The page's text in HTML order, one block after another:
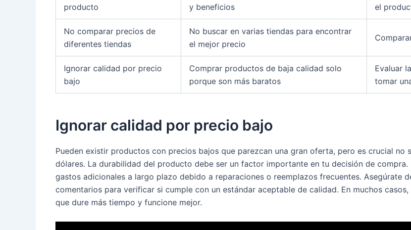
producto
y beneficios
el
No comparar precios de
diferentes tiendas
No buscar en varias tiendas para encontrar
el mejor precio
Ignorar calidad por precio
bajo
Comprar productos de baja calidad solo
porque son más baratos
Evaluar
tomar
Ignorar calidad por precio bajo
Pueden existir productos con precios bajos que parezcan una gran oferta, pero es crucial
dólares. La durabilidad del producto debe ser un factor importante en tu decisión de
gastos adicionales a largo plazo debido a reparaciones o reemplazos frecuentes. Asegúrate
comentarios para verificar si cumple con un estándar aceptable de calidad. En muchos
que dure más tiempo y funcione mejor.